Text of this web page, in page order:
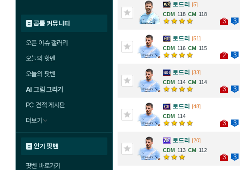
공통 커뮤니티
오픈 이슈 갤러리
오늘의 핫벤
오늘의 팟벤
AI 그림 그리기
PC 견적 게시판
더보기
인기 팟벤
팟벤 바로가기
로드리 [5]
118
118
3 3
로드리 [51]
116
115
2 3
로드리 [33]
114
114
3 3
로드리 [48]
114
3 3
로드리 [20]
113
112
3 3